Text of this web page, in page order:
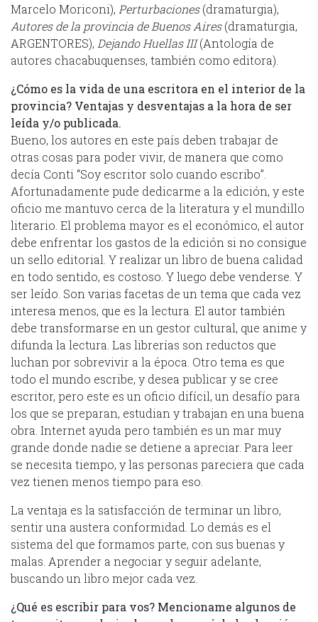
Marcelo Moriconi), Perturbaciones(dramaturgia),
Autores de la provincia de Buenos Aires(dramaturgia,
ARGENTORES), Dejando Huellas III(Antología de
autores chacabuquenses, también como editora).
¿Cómo es la vida de una escritora en el interior de la
provincia? Ventajas y desventajas a la hora de ser
leída y/o publicada.
Bueno, los autores en este país deben trabajar de
otras cosas para poder vivir, de manera que como
decía Conti “Soy escritor solo cuando escribo”.
Afortunadamente pude dedicarme a la edición, y este
oficio me mantuvo cerca de la literatura y el mundillo
literario. El problema mayor es el económico, el autor
debe enfrentar los gastos de la edición si no consigue
un sello editorial. Y realizar un libro de buena calidad
en todo sentido, es costoso. Y luego debe venderse. Y
ser leído. Son varias facetas de un tema que cada vez
interesa menos, que es la lectura. El autor también
debe transformarse en un gestor cultural, que anime y
difunda la lectura. Las librerías son reductos que
luchan por sobrevivir a la época. Otro tema es que
todo el mundo escribe, y desea publicar y se cree
escritor, pero este es un oficio difícil, un desafío para
los que se preparan, estudian y trabajan en una buena
obra. Internet ayuda pero también es un mar muy
grande donde nadie se detiene a apreciar. Para leer
se necesita tiempo, y las personas pareciera que cada
vez tienen menos tiempo para eso.
La ventaja es la satisfacción de terminar un libro,
sentir una austera conformidad. Lo demás es el
sistema del que formamos parte, con sus buenas y
malas. Aprender a negociar y seguir adelante,
buscando un libro mejor cada vez.
¿Qué es escribir para vos? Mencioname algunos de